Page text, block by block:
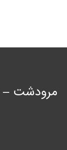
مرودشت – 22 بهمن شمالی